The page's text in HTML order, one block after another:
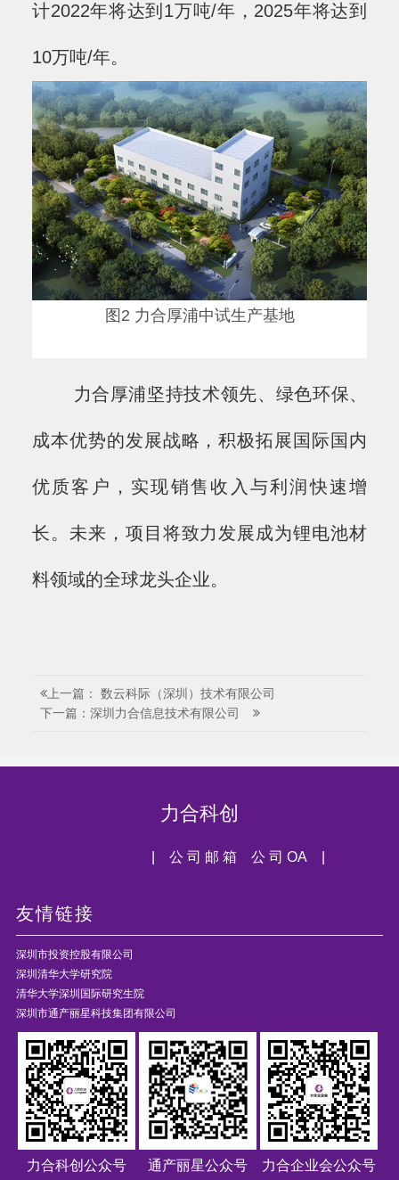
计2022年将达到1万吨/年，2025年将达到
10万吨/年。
图2 力合厚浦中试生产基地
力合厚浦坚持技术领先、绿色环保、
成本优势的发展战略，积极拓展国际国内
优质客户，实现销售收入与利润快速增
长。未来，项目将致力发展成为锂电池材
料领域的全球龙头企业。
上一篇： 数云科际（深圳）技术有限公司
下一篇：深圳力合信息技术有限公司
力合科创
公 司 OA |
| 公 司 邮 箱
友情链接
深圳市投资控股有限公司
深圳清华大学研究院
清华大学深圳国际研究生院
深圳市通产丽星科技集团有限公司
力合科创公众号 通产丽星公众号 力合企业会公众号